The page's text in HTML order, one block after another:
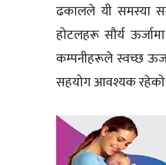
ढकालले यी समस्या
होटलहरू सौर्य
कम्पनीहरूले स्वच्छ
सहयोग आवश्यक रहेको